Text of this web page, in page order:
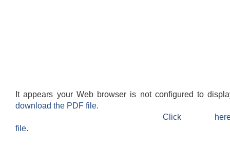
It appears your Web browser is not configured to
download the PDF file.
Click
file.